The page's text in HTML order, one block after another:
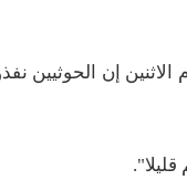
إن الحوثيين